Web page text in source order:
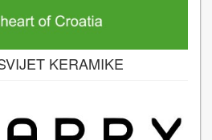
KERAMIKE